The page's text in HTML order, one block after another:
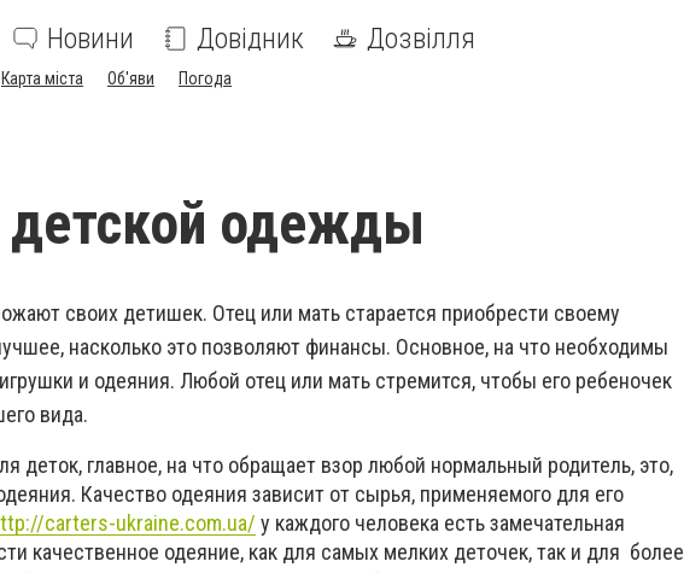
Новини Довідник Дозвілля
Карта міста Об'яви Погода
детской одежды
своих детишек. Отец или мать старается приобрести своему
насколько это позволяют финансы. Основное, на что необходимы
и одеяния. Любой отец или мать стремится, чтобы его ребеночек
вида.
деток, главное, на что обращает взор любой нормальный родитель, это,
Качество одеяния зависит от сырья, применяемого для его
carters-ukraine.com.ua/ у каждого человека есть замечательная
качественное одеяние, как для самых мелких деточек, так и для более